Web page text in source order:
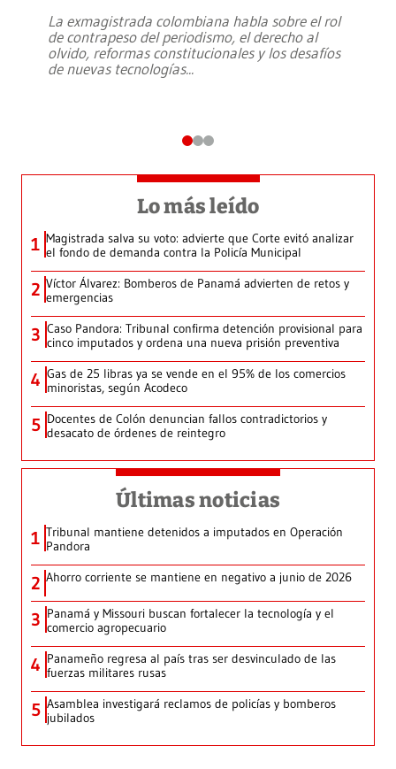
La exmagistrada colombiana habla sobre el rol
de contrapeso del periodismo, el derecho al
olvido, reformas constitucionales y los desafíos
de nuevas tecnologías...
Lo más leído
1 Magistrada salva su voto: advierte que Corte evitó analizar
el fondo de demanda contra la Policía Municipal
2 Víctor Álvarez: Bomberos de Panamá advierten de retos y
emergencias
3 Caso Pandora: Tribunal confirma detención provisional para
cinco imputados y ordena una nueva prisión preventiva
4 Gas de 25 libras ya se vende en el 95% de los comercios
minoristas, según Acodeco
5 Docentes de Colón denuncian fallos contradictorios y
desacato de órdenes de reintegro
Últimas noticias
1 Tribunal mantiene detenidos a imputados en Operación
Pandora
2 Ahorro corriente se mantiene en negativo a junio de 2026
3 Panamá y Missouri buscan fortalecer la tecnología y el
comercio agropecuario
4 Panameño regresa al país tras ser desvinculado de las
fuerzas militares rusas
5 Asamblea investigará reclamos de policías y bomberos
jubilados